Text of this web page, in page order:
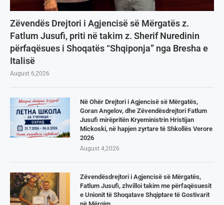
Zëvendës Drejtori i Agjencisë së Mërgatës z.
Fatlum Jusufi, priti në takim z. Sherif Nuredinin
përfaqësues i Shoqatës “Shqiponja” nga Bresha e
Italisë
August 6,2026
Në Ohër Drejtori i Agjencisë së Mërgatës,
Goran Angelov, dhe Zëvendësdrejtori Fatlum
Jusufi mirëpritën Kryeministrin Hristijan
Mickoski, në hapjen zyrtare të Shkollës Verore
2026
August 4,2026
Zëvendësdrejtori i Agjencisë së Mërgatës,
Fatlum Jusufi, zhvilloi takim me përfaqësuesit
e Unionit të Shoqatave Shqiptare të Gostivarit